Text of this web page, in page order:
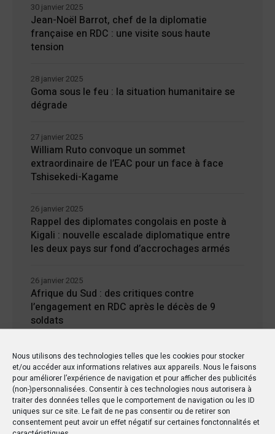
Nous utilisons des technologies telles que les cookies pour stocker
et/ou accéder aux informations relatives aux appareils. Nous le faisons
pour améliorer l’expérience de navigation et pour afficher des publicités
(non-)personnalisées. Consentir à ces technologies nous autorisera à
traiter des données telles que le comportement de navigation ou les ID
uniques sur ce site. Le fait de ne pas consentir ou de retirer son
consentement peut avoir un effet négatif sur certaines fonctonnalités et
Jean-Noël Barrot, chef de la diplomatie
française en RDC : une visite sous haute
tension
30 janvier 2025
Goma sous le feu : la situation humanitaire se
dégrade
28 janvier 2025
William Ruto convoque un sommet
extraordinaire de l’EAC pour un face à face
Tshisekedi-Kagame
27 janvier 2025
Rappel des diplomates congolais en poste à
Kigali : nouvelle escalade diplomatique entre
les deux pays sur fond d’accrochages armés
26 janvier 2025
Afrique du Sud : des critiques contre
l’engagement en RDC après le décès de 9
soldats
26 janvier 2025
Kisangani : Une ville riche en eaux mais en
manque d’électricité
24 janvier 2025